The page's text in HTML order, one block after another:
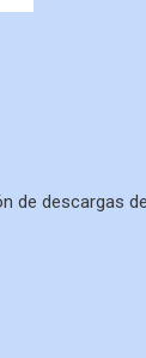
de descargas